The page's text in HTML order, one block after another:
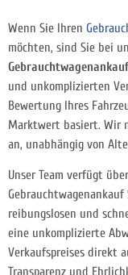
Wenn Sie Ihren
möchten, sind Sie bei
und unkomplizierten
Bewertung Ihres
Marktwert basiert. Wir
an, unabhängig von
Unser Team verfügt
reibungslosen und
eine unkomplizierte
Verkaufspreises direkt
Transparenz und